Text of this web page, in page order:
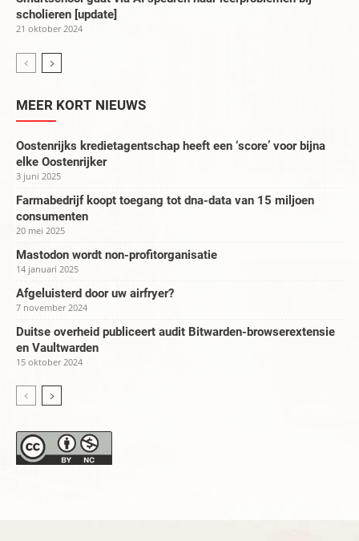
scholieren [update]
21 oktober 2024
MEER KORT NIEUWS
Oostenrijks kredietagentschap heeft een ‘score’ voor bijna
elke Oostenrijker
3 juni 2025
Farmabedrijf koopt toegang tot dna-data van 15 miljoen
consumenten
20 mei 2025
Mastodon wordt non-profitorganisatie
14 januari 2025
Afgeluisterd door uw airfryer?
7 november 2024
Duitse overheid publiceert audit Bitwarden-browserextensie
en Vaultwarden
15 oktober 2024